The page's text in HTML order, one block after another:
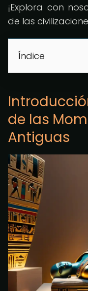
¡Explora con
de las
Índice
de las
Antiguas